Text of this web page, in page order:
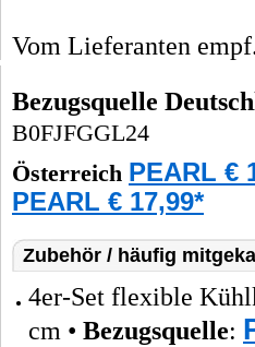
Vom Lieferanten
Bezugsquelle
B0FJFGGL24
Österreich PEARL €
PEARL € 17,99*
Zubehör / häufig
4er-Set flexible
cm • Bezugsquelle: